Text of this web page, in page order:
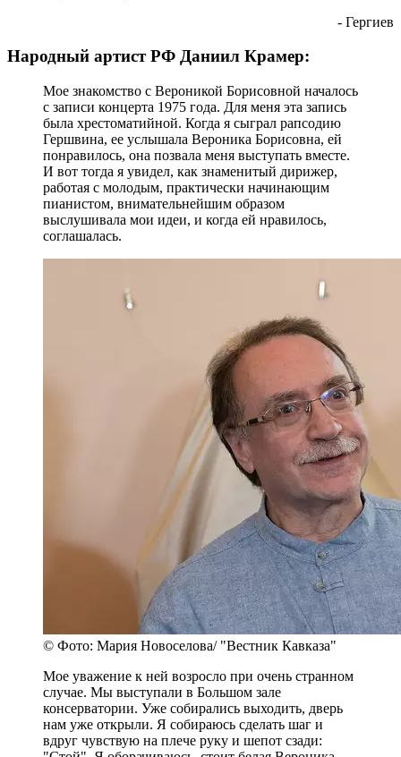
- Гергиев
Народный артист РФ Даниил Крамер:
Мое знакомство с Вероникой Борисовной началось
с записи концерта 1975 года. Для меня эта запись
была хрестоматийной. Когда я сыграл рапсодию
Гершвина, ее услышала Вероника Борисовна, ей
понравилось, она позвала меня выступать вместе.
И вот тогда я увидел, как знаменитый дирижер,
работая с молодым, практически начинающим
пианистом, внимательнейшим образом
выслушивала мои идеи, и когда ей нравилось,
соглашалась.
© Фото: Мария Новоселова/ "Вестник Кавказа"
Мое уважение к ней возросло при очень странном
случае. Мы выступали в Большом зале
консерватории. Уже собирались выходить, дверь
нам уже открыли. Я собираюсь сделать шаг и
вдруг чувствую на плече руку и шепот сзади: